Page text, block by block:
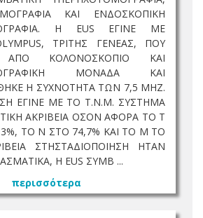
ΚΑΙ ΕΝΔΟΣΚΟΠΙΚΗ
Η EUS ΕΓΙΝΕ ΜΕ
ΤΡΙΤΗΣ ΓΕΝΕΑΣ, ΠΟΥ
ΑΠΟ ΚΟΛΟΝΟΣΚΟΠΙΟ ΚΑΙ
ΜΟΝΑΔΑ ΚΑΙ
Η ΣΥΧΝΟΤΗΤΑ ΤΩΝ 7,5 MHZ.
ΕΓΙΝΕ ΜΕ ΤΟ Τ.Ν.Μ. ΣΥΣΤΗΜΑ
ΑΚΡΙΒΕΙΑ ΟΣΟΝ ΑΦΟΡΑ ΤΟ Τ
ΤΟ Ν ΣΤΟ 74,7% ΚΑΙ ΤΟ Μ ΤΟ
ΣΤΗΣΤΑΔΙΟΠΟΙΗΣΗ ΗΤΑΝ
Η EUS ΣΥΜΒ ...
περισσότερα